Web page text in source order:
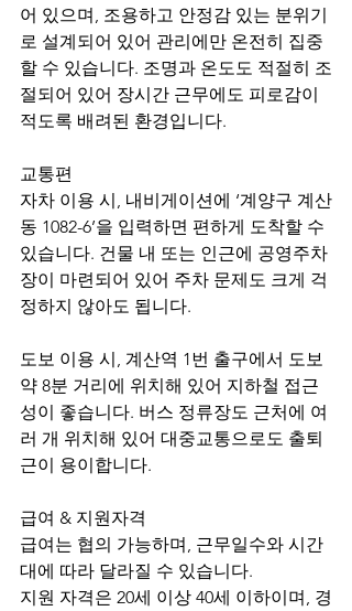
어 있으며, 조용하고 안정감 있는 분위기
로 설계되어 있어 관리에만 온전히 집중
할 수 있습니다. 조명과 온도도 적절히 조
절되어 있어 장시간 근무에도 피로감이
적도록 배려된 환경입니다.
교통편
자차 이용 시, 내비게이션에 ‘계양구 계산
동 1082-6’을 입력하면 편하게 도착할 수
있습니다. 건물 내 또는 인근에 공영주차
장이 마련되어 있어 주차 문제도 크게 걱
정하지 않아도 됩니다.
도보 이용 시, 계산역 1번 출구에서 도보
약 8분 거리에 위치해 있어 지하철 접근
성이 좋습니다. 버스 정류장도 근처에 여
러 개 위치해 있어 대중교통으로도 출퇴
근이 용이합니다.
급여 & 지원자격
급여는 협의 가능하며, 근무일수와 시간
대에 따라 달라질 수 있습니다.
지원 자격은 20세 이상 40세 이하이며, 경